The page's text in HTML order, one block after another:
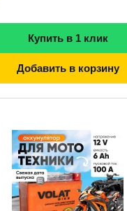
Купить в 1 клик
Добавить в корзину